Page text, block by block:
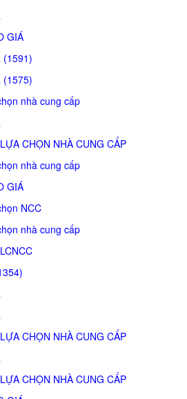
GIÁ
(1591)
(1575)
nhà cung cấp
CHỌN NHÀ CUNG CẤP
nhà cung cấp
GIÁ
NCC
nhà cung cấp
CHỌN NHÀ CUNG CẤP
CHỌN NHÀ CUNG CẤP